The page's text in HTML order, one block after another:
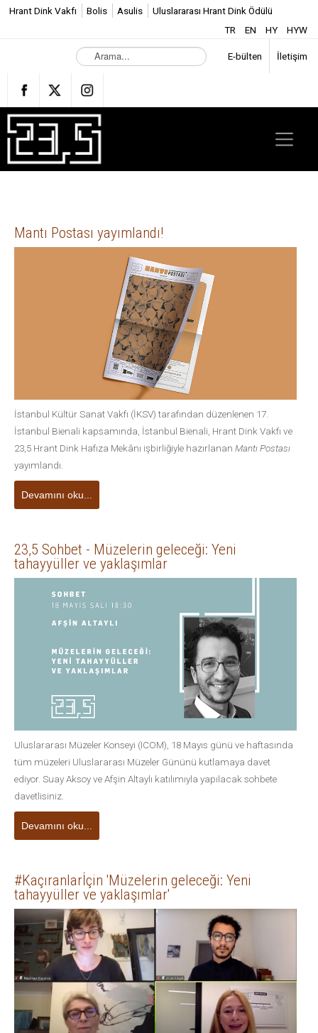
Hrant Dink Vakfı Bolis Asulis
Uluslararası Hrant Dink Ödülü
TR
EN HY HYW
A
r
m
a
.
E-bülten İletişim
Mantı Postası yayımlandı!
İstanbul Kültür Sanat Vakfı (İKSV) tarafından düzenlenen 17.
İstanbul Bienali kapsamında, İstanbul Bienali, Hrant Dink Vakfı ve
23,5 Hrant Dink Hafıza Mekânı işbirliğiyle hazırlanan Mantı Postası
yayımlandı.
Devamını oku...
23,5 Sohbet - Müzelerin geleceği: Yeni
tahayyüller ve yaklaşımlar
Uluslararası Müzeler Konseyi (ICOM), 18 Mayıs günü ve haftasında
tüm müzeleri Uluslararası Müzeler Gününü kutlamaya davet
ediyor. Suay Aksoy ve Afşin Altaylı katılımıyla yapılacak sohbete
davetlisiniz.
Devamını oku...
#Kaçıranlarİçin 'Müzelerin geleceği: Yeni
tahayyüller ve yaklaşımlar'